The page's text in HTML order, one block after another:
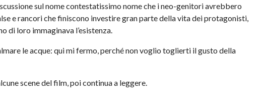
sul nome contestatissimo nome che i neo-genitori avrebbero
e rancori che finiscono investire gran parte della vita dei protagonisti,
di loro immaginava l’esistenza.
le acque: qui mi fermo, perché non voglio toglierti il gusto della
scene del film, poi continua a leggere.